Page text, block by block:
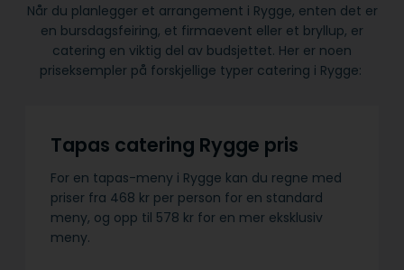
Når du planlegger et arrangement i Rygge, enten det er
en bursdagsfeiring, et firmaevent eller et bryllup, er
catering en viktig del av budsjettet. Her er noen
priseksempler på forskjellige typer catering i Rygge:
Tapas catering Rygge pris
For en tapas-meny i Rygge kan du regne med
priser fra 468 kr per person for en standard
meny, og opp til 578 kr for en mer eksklusiv
meny.